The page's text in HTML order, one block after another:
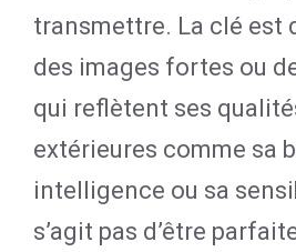
transmettre. La clé est
des images fortes ou
qui reflètent ses
extérieures comme sa
intelligence ou sa
s’agit pas d’être